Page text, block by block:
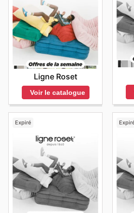
Ligne Roset
Voir le catalogue
Expiré